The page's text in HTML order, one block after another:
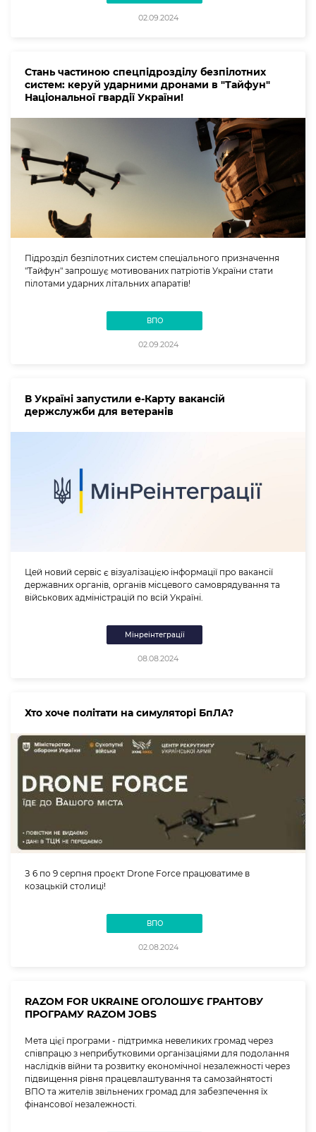
02.09.2024
Стань частиною спецпідрозділу безпілотних
систем: керуй ударними дронами в "Тайфун"
Національної гвардії України!
Підрозділ безпілотних систем спеціального призначення
"Тайфун" запрошує мотивованих патріотів України стати
пілотами ударних літальних апаратів!
ВПО
02.09.2024
В Україні запустили е-Карту вакансій
держслужби для ветеранів
Цей новий сервіс є візуалізацією інформації про вакансії
державних органів, органів місцевого самоврядування та
військових адміністрацій по всій Україні.
Мінреінтеграції
08.08.2024
Хто хоче політати на симуляторі БпЛА?
З 6 по 9 серпня проєкт Drone Force працюватиме в
козацькій столиці!
ВПО
02.08.2024
RAZOM FOR UKRAINE ОГОЛОШУЄ ГРАНТОВУ
ПРОГРАМУ RAZOM JOBS
Мета цієї програми - підтримка невеликих громад через
співпрацю з неприбутковими організаціями для подолання
наслідків війни та розвитку економічної незалежності через
підвищення рівня працевлаштування та самозайнятості
ВПО та жителів звільнених громад для забезпечення їх
фінансової незалежності.